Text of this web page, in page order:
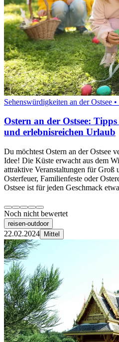
Sehenswürdigkeiten an der Ostsee
Ostern an der Ostsee:
und erlebnisreichen Urlaub
Du möchtest Ostern an der Ostsee
Idee! Die Küste erwacht aus dem
attraktive Veranstaltungen für Groß
Osterfeuer, Familienfeste oder
Ostsee ist für jeden Geschmack
Noch nicht bewertet
reisen-outdoor
22.02.2024 Mittel